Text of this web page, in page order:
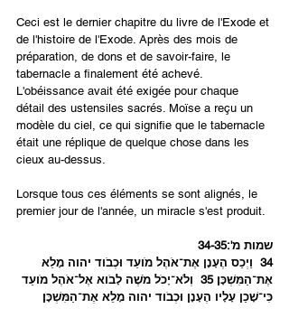
Ceci est le dernier chapitre du livre de l'Exode et
de l'histoire de l'Exode. Après des mois de
préparation, de dons et de savoir-faire, le
tabernacle a finalement été achevé.
L'obéissance avait été exigée pour chaque
détail des ustensiles sacrés. Moïse a reçu un
modèle du ciel, ce qui signifie que le tabernacle
était une réplique de quelque chose dans les
cieux au-dessus.
Lorsque tous ces éléments se sont alignés, le
premier jour de l'année, un miracle s'est produit.
שמות מ':34-35
34  וַיְכַס הֶעָנָן אֶת־אֹהֶל מֹועֵד וּכְבֹוד יהוה מָלֵא
אֶת־הַמִּשְׁכָּן׃ 35  וְלֹא־יָכֹל מֹשֶׁה לָבֹוא אֶל־אֹהֶל מֹועֵד
כִּי־שָׁכַן עָלָיו הֶעָנָן וּכְבֹוד יהוה מָלֵא אֶת־הַמִּשְׁכָּן׃